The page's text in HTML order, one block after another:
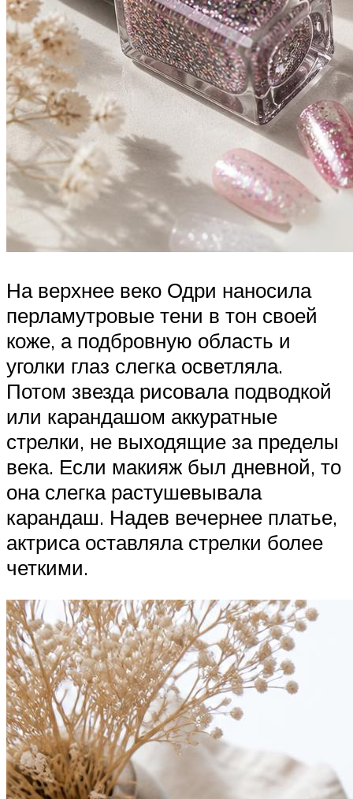
На верхнее веко Одри наносила
перламутровые тени в тон своей
коже, а подбровную область и
уголки глаз слегка осветляла.
Потом звезда рисовала подводкой
или карандашом аккуратные
стрелки, не выходящие за пределы
века. Если макияж был дневной, то
она слегка растушевывала
карандаш. Надев вечернее платье,
актриса оставляла стрелки более
четкими.